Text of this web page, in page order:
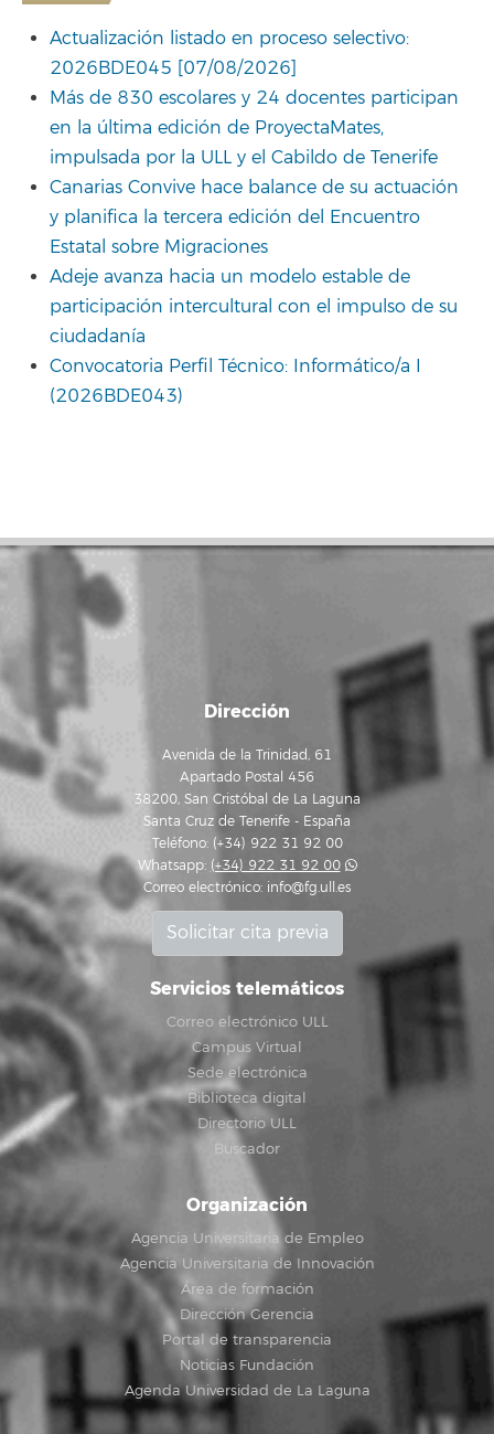
Actualización listado en proceso selectivo:
2026BDE045 [07/08/2026]
Más de 830 escolares y 24 docentes participan
en la última edición de ProyectaMates,
impulsada por la ULL y el Cabildo de Tenerife
Canarias Convive hace balance de su actuación
y planifica la tercera edición del Encuentro
Estatal sobre Migraciones
Adeje avanza hacia un modelo estable de
participación intercultural con el impulso de su
ciudadanía
Convocatoria Perfil Técnico: Informático/a I
(2026BDE043)
Dirección
Avenida de la Trinidad, 61
Apartado Postal 456
38200, San Cristóbal de La Laguna
Santa Cruz de Tenerife - España
Teléfono: (+34) 922 31 92 00
Whatsapp: (+34) 922 31 92 00
Correo electrónico: info@fg.ull.es
Solicitar cita previa
Servicios telemáticos
Correo electrónico ULL
Campus Virtual
Sede electrónica
Biblioteca digital
Directorio ULL
Buscador
Organización
Agencia Universitaria de Empleo
Agencia Universitaria de Innovación
Área de formación
Dirección Gerencia
Portal de transparencia
Noticias Fundación
Agenda Universidad de La Laguna